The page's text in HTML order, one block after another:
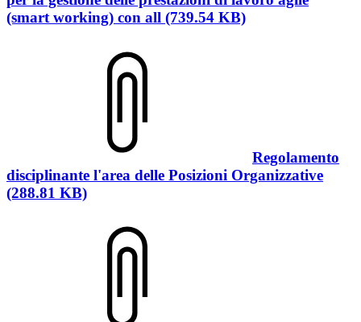
(smart working) con all (739.54 KB)
Regolamento
disciplinante l'area delle Posizioni Organizzative
(288.81 KB)